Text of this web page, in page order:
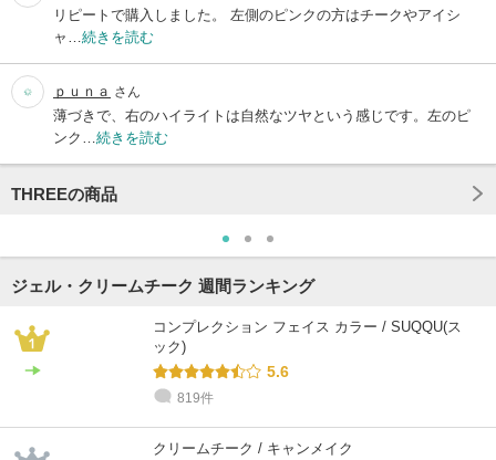
リピートで購入しました。 左側のピンクの方はチークやアイシ
ャ… 続きを読む
ｐｕｎａ さん
薄づきで、右のハイライトは自然なツヤという感じです。左のピ
ンク… 続きを読む
THREEの商品
ジェル・クリームチーク 週間ランキング
コンプレクション フェイス カラー / SUQQU(ス
ック)
5.6
819件
クリームチーク / キャンメイク